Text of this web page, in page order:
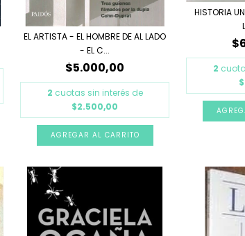
EL ARTISTA - EL HOMBRE DE AL LADO
- EL C...
$5.000,00
2 cuotas sin interés de
$2.500,00
HISTORIA
2